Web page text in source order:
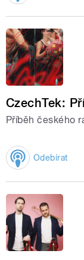
CzechTek:
Odebírat